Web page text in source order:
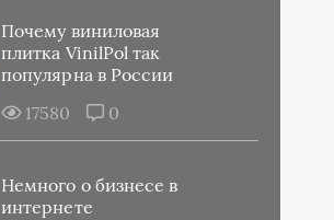
Почему виниловая
плитка VinilPol так
популярна в России
17580
0
Немного о бизнесе в
интернете